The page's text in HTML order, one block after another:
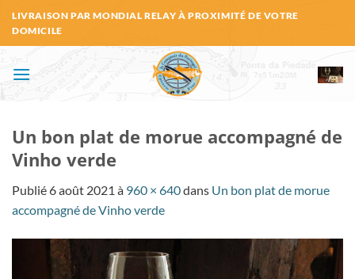
Passer
au
contenu
LIVRAISON PAR MONDIAL RELAY À PROXIMITÉ DE VOTRE
DOMICILE
Un bon plat de morue accompagné de
Vinho verde
Publié 6 août 2021 à 960 × 640dans Un bon plat de morue
accompagné de Vinho verde